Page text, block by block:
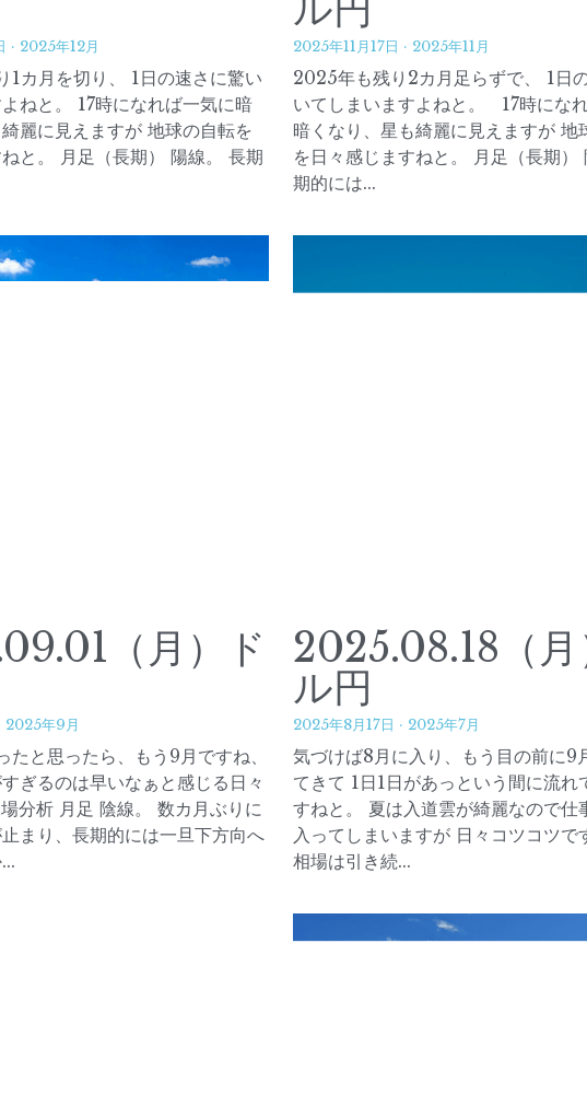
· 2025年12月
1カ月を切り、 1日の速さに驚い
ねと。 17時になれば一気に暗
麗に見えますが 地球の自転を
と。 月足（長期） 陽線。 長期
2025年11月17日 · 2025年11月
2025年も残り2カ月足らずで、 1日
いてしまいますよねと。 17時にな
暗くなり、星も綺麗に見えますが 地
を日々感じますねと。 月足（長期）
期的には...
（月）ド
2025年9月
と思ったら、もう9月ですね、
ぎるのは早いなぁと感じる日々
分析 月足 陰線。 数カ月ぶりに
まり、長期的には一旦下方向へ
2025.08.18（月
ル円
2025年8月17日 · 2025年7月
気づけば8月に入り、もう目の前に9
てきて 1日1日があっという間に流れ
すねと。 夏は入道雲が綺麗なので仕
入ってしまいますが 日々コツコツで
相場は引き続...